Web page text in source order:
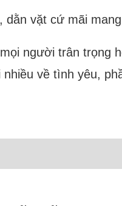
dằn vặt cứ mãi
người trân trọng
về tình yêu,